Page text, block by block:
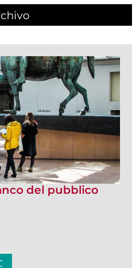
del pubblico